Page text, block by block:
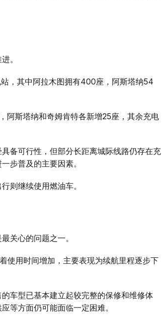
。
，其中阿拉木图拥有400座，阿斯塔纳54
阿斯塔纳和奇姆肯特各新增25座，其余充电
备可行性，但部分长距离城际线路仍存在充
步普及的主要因素。
则继续使用燃油车。
关心的问题之一。
使用时间增加，主要表现为续航里程逐步下
车型已基本建立起较完整的保修和维修体
等方面仍可能面临一定困难。